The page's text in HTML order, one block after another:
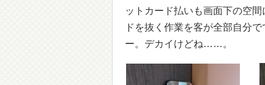
ットカード払いも画面下の空
ドを抜く作業を客が全部自分
ー。デカイけどね……。